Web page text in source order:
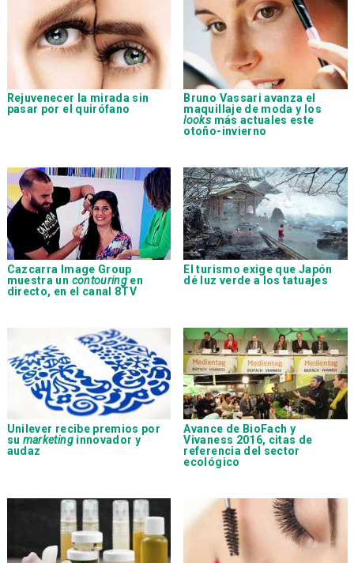
Rejuvenecer la mirada sin
pasar por el quirófano
Bruno Vassari avanza el
maquillaje de moda y los
looks más actuales este
otoño-invierno
Cazcarra Image Group
muestra un contouring en
directo, en el canal 8TV
El turismo exige que Japón
dé luz verde a los tatuajes
Unilever recibe premios por
su marketinginnovador y
audaz
Avance de BioFach y
Vivaness 2016, citas de
referencia del sector
ecológico